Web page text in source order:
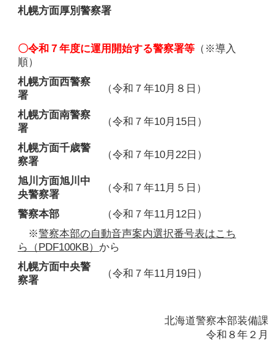
札幌方面厚別警察署
〇令和７年度に運用開始する警察署等（※導入
順）
札幌方面西警察
署
（令和７年10月８日）
札幌方面南警察
署
（令和７年10月15日）
札幌方面千歳警
察署
（令和７年10月22日）
旭川方面旭川中
央警察署
（令和７年11月５日）
警察本部
（令和７年11月12日）
※警察本部の自動音声案内選択番号表はこち
ら（PDF100KB） から
札幌方面中央警
察署
（令和７年11月19日）
北海道警察本部装備課
令和８年２月